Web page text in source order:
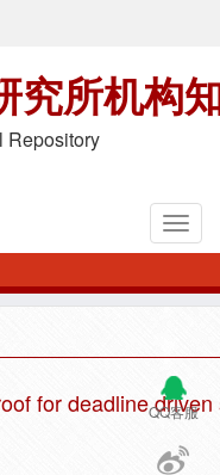
究所机构
Repository
QQ客服
for deadline